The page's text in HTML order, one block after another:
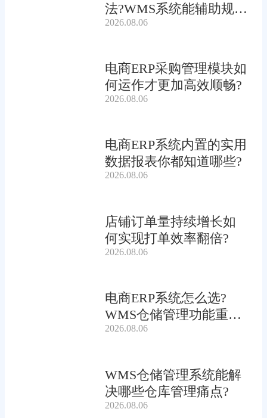
法?WMS系统能辅助规划
吗?
2026.08.06
电商ERP采购管理模块如
何运作才更加高效顺畅?
2026.08.06
电商ERP系统内置的实用
数据报表你都知道哪些?
2026.08.06
店铺订单量持续增长如
何实现打单效率翻倍?
2026.08.06
电商ERP系统怎么选?
WMS仓储管理功能重要
吗?
2026.08.06
WMS仓储管理系统能解
决哪些仓库管理痛点?
2026.08.06